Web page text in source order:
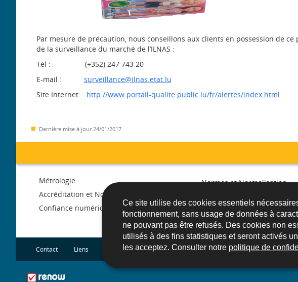
Ce site utilise des cookies essentiels
fonctionnement, sans usage de données à
ne pouvant pas être refusés. Des cookies non
utilisés à des fins statistiques et seront activés
les acceptez. Consulter notre politique de
Par mesure de précaution, nous conseillons aux clients en possession de
de la surveillance du marché de l’ILNAS :
Tél : (+352) 247 743 20
E-mail : surveillance@ilnas.etat.lu
Site Internet: http://www.portail-qualite.public.lu/fr/alertes/index.html
Dernière mise à jour 24/01/2017
Menu
de
Métrologie
Accréditation et Notification
Confiance numérique
Normes et Normalisation
marché
Contact Liens Plan du site A propos du site Accessibilité Aspects